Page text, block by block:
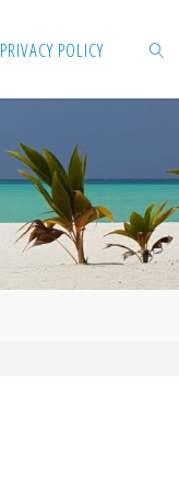
PRIVACY POLICY